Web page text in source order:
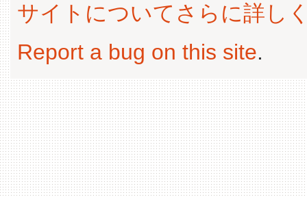
サイトについてさらに詳し
Report a bug on this site.